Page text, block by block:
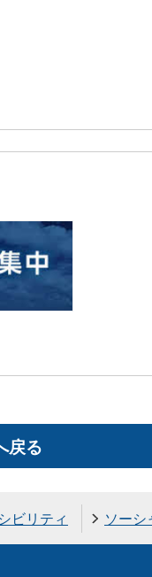
戻る
ビリティ ソー